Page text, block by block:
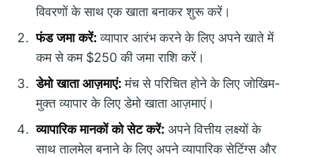
विवरणों के साथ एक खाता बनाकर शुरू करें।
फंड जमा करें:व्यापार आरंभ करने के लिए अपने खाते में
कम से कम $250 की जमा राशि करें।
डेमो खाता आज़माएं:मंच से परिचित होने के लिए जोखिम-
मुक्त व्यापार के लिए डेमो खाता आज़माएं।
व्यापारिक मानकों को सेट करें: अपने वित्तीय लक्ष्यों के
साथ तालमेल बनाने के लिए अपने व्यापारिक सेटिंग्स और